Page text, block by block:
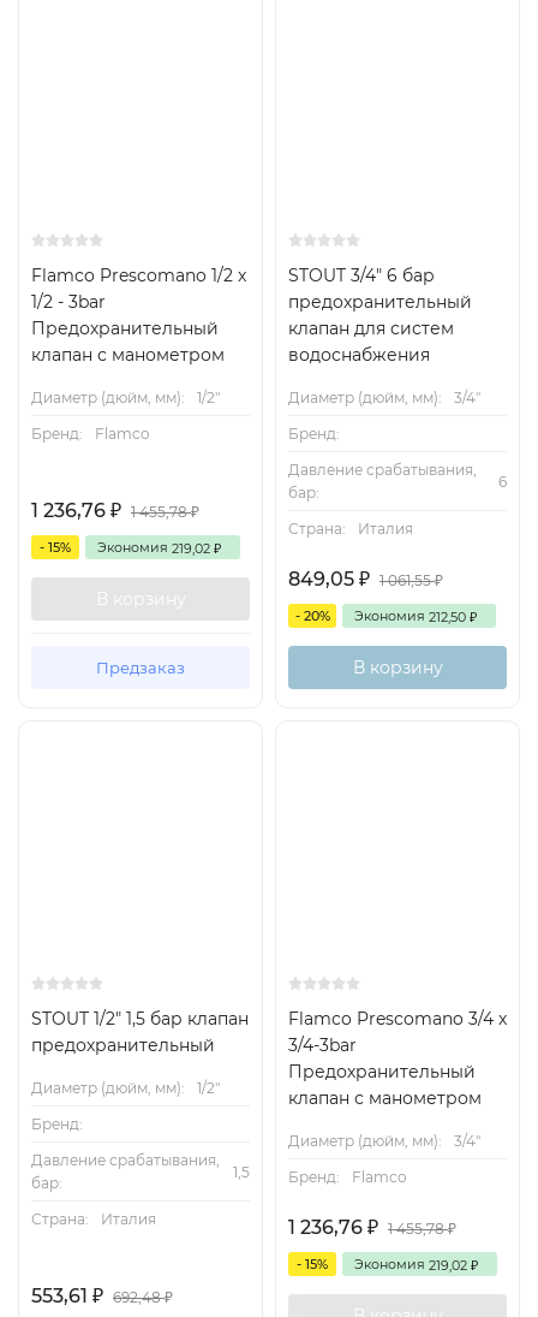
Flamco Prescomano 1/2 x
1/2 - 3bar
Предохранительный
клапан с манометром
Диаметр (дюйм, мм):
1/2"
Бренд:
Flamco
1 236,76 ₽ 1 455,78₽
- 15% Экономия 219,02 ₽
В корзину
Предзаказ
STOUT 3/4" 6 бар
предохранительный
клапан для систем
водоснабжения
Диаметр (дюйм, мм):
3/4"
Бренд:
Давление срабатывания,
бар:
6
Страна: Италия
849,05 ₽ 1 061,55₽
- 20% Экономия 212,50 ₽
В корзину
STOUT 1/2" 1,5 бар клапан
предохранительный
Диаметр (дюйм, мм):
1/2"
Бренд:
Давление срабатывания,
бар:
1,5
Страна: Италия
553,61 ₽ 692,48₽
Flamco Prescomano 3/4 x
3/4-3bar
Предохранительный
клапан с манометром
Диаметр (дюйм, мм):
3/4"
Бренд:
Flamco
1 236,76 ₽ 1 455,78₽
- 15% Экономия 219,02 ₽